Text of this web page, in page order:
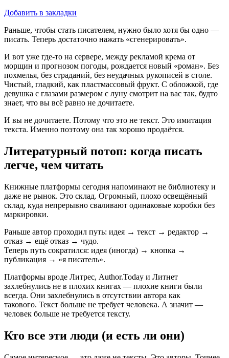
Добавить в закладки
Раньше, чтобы стать писателем, нужно было хотя бы одно —
писать. Теперь достаточно нажать «сгенерировать».
И вот уже где-то на сервере, между рекламой крема от
морщин и прогнозом погоды, рождается новый «роман». Без
похмелья, без страданий, без неудачных рукописей в столе.
Чистый, гладкий, как пластмассовый фрукт. С обложкой, где
девушка с глазами размером с луну смотрит на вас так, будто
знает, что вы всё равно не дочитаете.
И вы не дочитаете. Потому что это не текст. Это имитация
текста. Именно поэтому она так хорошо продаётся.
Литературный потоп: когда писать
легче, чем читать
Книжные платформы сегодня напоминают не библиотеку и
даже не рынок. Это склад. Огромный, плохо освещённый
склад, куда непрерывно сваливают одинаковые коробки без
маркировки.
Раньше автор проходил путь: идея → текст → редактор →
отказ → ещё отказ → чудо.
Теперь путь сократился: идея (иногда) → кнопка →
публикация → «я писатель».
Платформы вроде Литрес, Author.Today и Литнет
захлебнулись не в плохих книгах — плохие книги были
всегда. Они захлебнулись в отсутствии автора как
такового. Текст больше не требует человека. А значит —
человек больше не требуется тексту.
Кто все эти люди (и есть ли они)